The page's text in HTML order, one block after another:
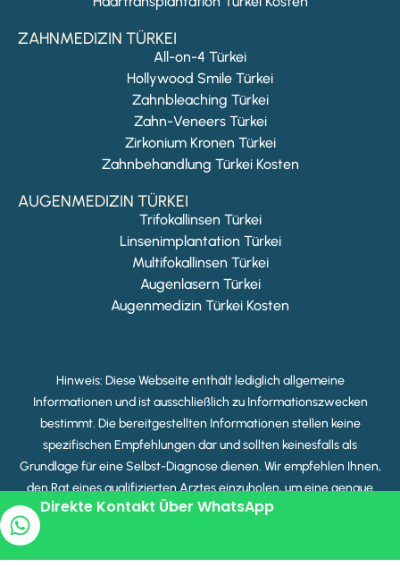
ZAHNMEDIZIN TÜRKEI
All-on-4 Türkei
Hollywood Smile Türkei
Zahnbleaching Türkei
Zahn-Veneers Türkei
Zirkonium Kronen Türkei
Zahnbehandlung Türkei Kosten
AUGENMEDIZIN TÜRKEI
Trifokallinsen Türkei
Linsenimplantation Türkei
Multifokallinsen Türkei
Augenlasern Türkei
Augenmedizin Türkei Kosten
Hinweis: Diese Webseite enthält lediglich allgemeine
Informationen und ist ausschließlich zu Informationszwecken
bestimmt. Die bereitgestellten Informationen stellen keine
spezifischen Empfehlungen dar und sollten keinesfalls als
Grundlage für eine Selbst-Diagnose dienen. Wir empfehlen Ihnen,
den Rat eines qualifizierten Arztes einzuholen, um eine genaue
Diagnose und Behandlung zu erhalten.
Direkte Kontakt Über WhatsApp